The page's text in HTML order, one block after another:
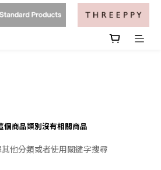
個商品類別沒有相關商品
他分類或者使用關鍵字搜尋